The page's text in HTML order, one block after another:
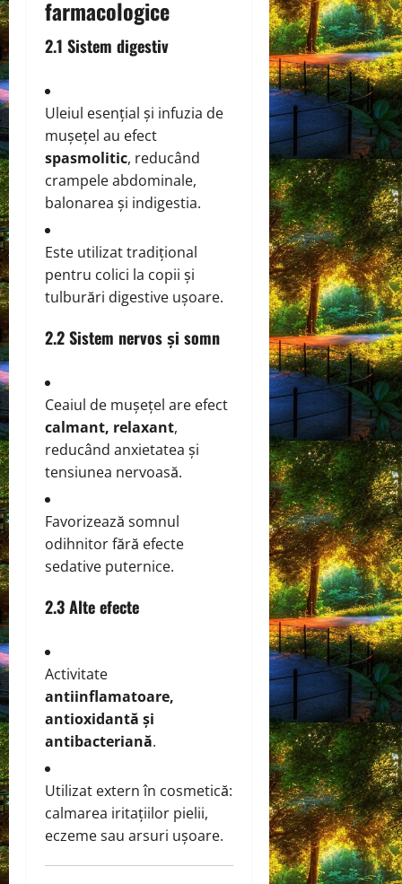
farmacologice
2.1 Sistem digestiv
Uleiul esențial și infuzia de
mușețel au efect
spasmolitic, reducând
crampele abdominale,
balonarea și indigestia.
Este utilizat tradițional
pentru colici la copii și
tulburări digestive ușoare.
2.2 Sistem nervos și somn
Ceaiul de mușețel are efect
calmant, relaxant,
reducând anxietatea și
tensiunea nervoasă.
Favorizează somnul
odihnitor fără efecte
sedative puternice.
2.3 Alte efecte
Activitate
antiinflamatoare,
antioxidantă și
antibacteriană.
Utilizat extern în cosmetică:
calmarea iritațiilor pielii,
eczeme sau arsuri ușoare.